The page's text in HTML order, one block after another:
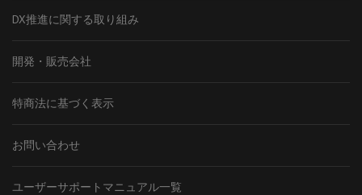
DX推進に関する取り組み
開発・販売会社
特商法に基づく表示
お問い合わせ
ユーザーサポートマニュアル一覧